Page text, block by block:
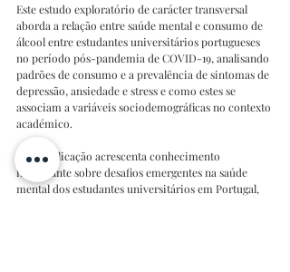
Este estudo exploratório de carácter transversal
aborda a relação entre saúde mental e consumo de
álcool entre estudantes universitários portugueses
no período pós-pandemia de COVID-19, analisando
padrões de consumo e a prevalência de sintomas de
depressão, ansiedade e stress e como estes se
associam a variáveis sociodemográficas no contexto
académico.
Esta publicação acrescenta conhecimento
importante sobre desafios emergentes na saúde
mental dos estudantes universitários em Portugal,